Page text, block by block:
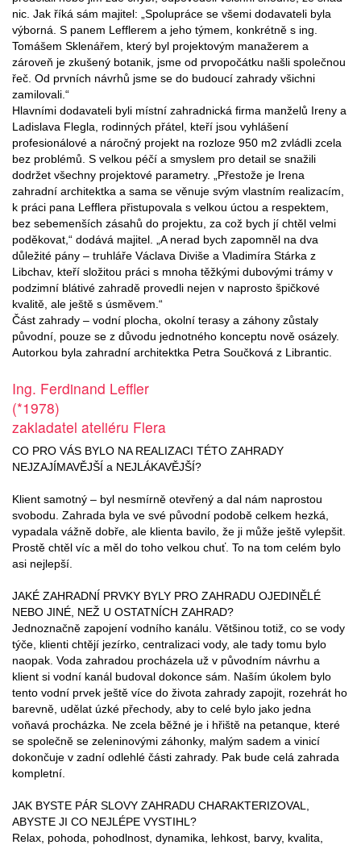
nic. Jak říká sám majitel: „Spolupráce se všemi dodavateli byla
výborná. S panem Lefflerem a jeho týmem, konkrétně s ing.
Tomášem Sklenářem, který byl projektovým manažerem a
zároveň je zkušený botanik, jsme od prvopočátku našli společnou
řeč. Od prvních návrhů jsme se do budoucí zahrady všichni
zamilovali.“
Hlavními dodavateli byli místní zahradnická firma manželů Ireny a
Ladislava Flegla, rodinných přátel, kteří jsou vyhlášení
profesionálové a náročný projekt na rozloze 950 m2 zvládli zcela
bez problémů. S velkou péčí a smyslem pro detail se snažili
dodržet všechny projektové parametry. „Přestože je Irena
zahradní architektka a sama se věnuje svým vlastním realizacím,
k práci pana Lefflera přistupovala s velkou úctou a respektem,
bez sebemenších zásahů do projektu, za což bych jí chtěl velmi
poděkovat,“ dodává majitel. „A nerad bych zapomněl na dva
důležité pány – truhláře Václava Diviše a Vladimíra Stárka z
Libchav, kteří složitou práci s mnoha těžkými dubovými trámy v
podzimní blátivé zahradě provedli nejen v naprosto špičkové
kvalitě, ale ještě s úsměvem.“
Část zahrady – vodní plocha, okolní terasy a záhony zůstaly
původní, pouze se z důvodu jednotného konceptu nově osázely.
Autorkou byla zahradní architektka Petra Součková z Librantic.
Ing. Ferdinand Leffler
(*1978)
zakladatel ateliéru Flera
CO PRO VÁS BYLO NA REALIZACI TÉTO ZAHRADY
NEJZAJÍMAVĚJŠÍ a NEJLÁKAVĚJŠÍ?
Klient samotný – byl nesmírně otevřený a dal nám naprostou
svobodu. Zahrada byla ve své původní podobě celkem hezká,
vypadala vážně dobře, ale klienta bavilo, že ji může ještě vylepšit.
Prostě chtěl víc a měl do toho velkou chuť. To na tom celém bylo
asi nejlepší.
JAKÉ ZAHRADNÍ PRVKY BYLY PRO ZAHRADU OJEDINĚLÉ
NEBO JINÉ, NEŽ U OSTATNÍCH ZAHRAD?
Jednoznačně zapojení vodního kanálu. Většinou totiž, co se vody
týče, klienti chtějí jezírko, centralizaci vody, ale tady tomu bylo
naopak. Voda zahradou procházela už v původním návrhu a
klient si vodní kanál budoval dokonce sám. Naším úkolem bylo
tento vodní prvek ještě více do života zahrady zapojit, rozehrát ho
barevně, udělat úzké přechody, aby to celé bylo jako jedna
voňavá procházka. Ne zcela běžné je i hřiště na petanque, které
se společně se zeleninovými záhonky, malým sadem a vinicí
dokončuje v zadní odlehlé části zahrady. Pak bude celá zahrada
kompletní.
JAK BYSTE PÁR SLOVY ZAHRADU CHARAKTERIZOVAL,
ABYSTE JI CO NEJLÉPE VYSTIHL?
Relax, pohoda, pohodlnost, dynamika, lehkost, barvy, kvalita,